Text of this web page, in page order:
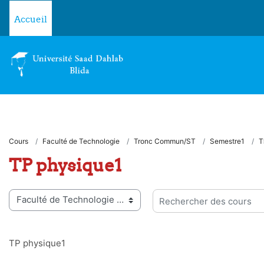
Accueil
Cours Faculté de Technologie Tronc Commun/ST Semestre1
TP physique1
de cours
Rechercher des cours
TP physique1